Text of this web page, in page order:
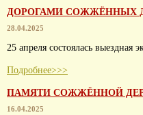
ДОРОГАМИ СОЖЖЁННЫХ
28.04.2025
25 апреля состоялась выездная
Подробнее>>>
ПАМЯТИ СОЖЖЁННОЙ
16.04.2025